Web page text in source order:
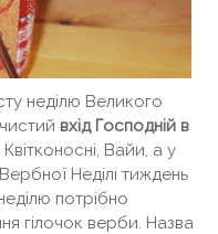
неділю Великого
вхід Господній в
Квітконосні, Вайи, а у
Неділі тиждень
потрібно
гілочок верби. Назва